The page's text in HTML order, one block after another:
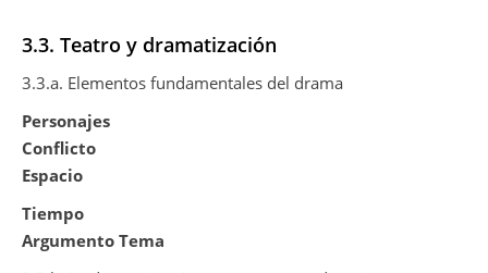
3.3. Teatro y dramatización
3.3.a. Elementos fundamentales del drama
Personajes
Conflicto
Espacio
Tiempo
Argumento Tema